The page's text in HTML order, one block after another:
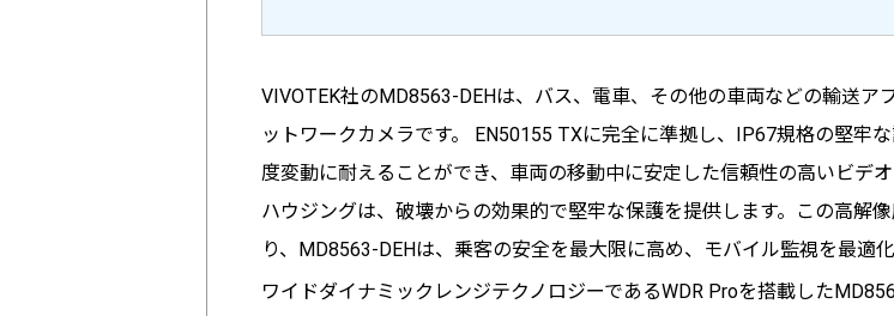
VIVOTEK社のMD8563-DEHは、バス、電車、その他の車両などの輸送
ットワークカメラです。 EN50155 TXに完全に準拠し、IP67規格の堅牢
度変動に耐えることができ、車両の移動中に安定した信頼性の高いビデ
ハウジングは、破壊からの効果的で堅牢な保護を提供します。この高解
り、MD8563-DEHは、乗客の安全を最大限に高め、モバイル監視を最適
ワイドダイナミックレンジテクノロジーであるWDR Proを搭載した